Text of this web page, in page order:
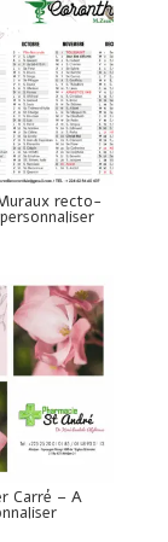
recto-
Carré – A